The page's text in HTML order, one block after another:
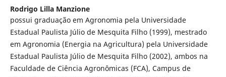
Rodrigo Lilla Manzione
possui graduação em Agronomia pela Universidade
Estadual Paulista Júlio de Mesquita Filho (1999), mestrado
em Agronomia (Energia na Agricultura) pela Universidade
Estadual Paulista Júlio de Mesquita Filho (2002), ambos na
Faculdade de Ciência Agronômicas (FCA), Campus de